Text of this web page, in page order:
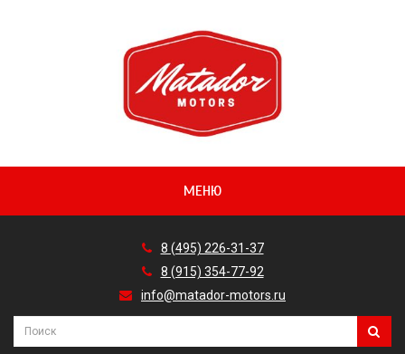
МЕНЮ
8 (495) 226-31-37
8 (915) 354-77-92
info@matador-motors.ru